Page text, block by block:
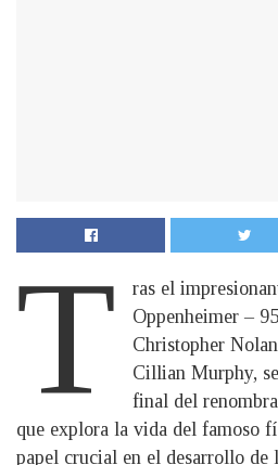
T
ras el
Oppenheimer –
Christopher
Cillian Murphy,
final del
que explora la vida del famoso
papel crucial en el desarrollo de